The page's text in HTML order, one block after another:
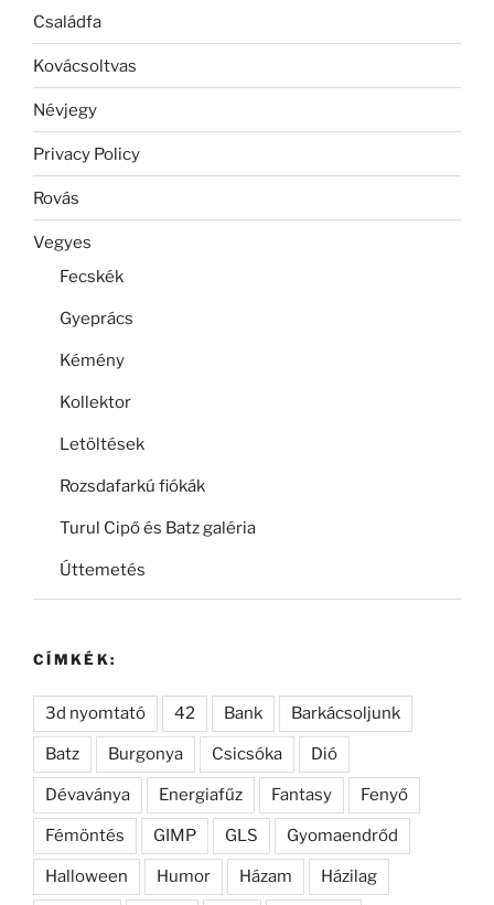
Családfa
Kovácsoltvas
Névjegy
Privacy Policy
Rovás
Vegyes
Fecskék
Gyeprács
Kémény
Kollektor
Letöltések
Rozsdafarkú fiókák
Turul Cipő és Batz galéria
Úttemetés
CÍMKÉK:
3d nyomtató 42 Bank Barkácsoljunk
Batz Burgonya Csicsóka Dió
Dévaványa Energiafűz Fantasy Fenyő
Fémöntés GIMP GLS Gyomaendrőd
Halloween Humor Házam Házilag